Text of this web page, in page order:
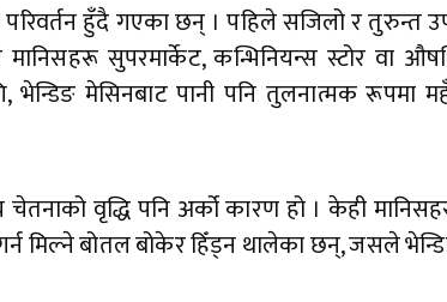
परिवर्तन हुँदै गएका छन् । पहिले सजिलो र तुरुन्त
सुपरमार्केट, कन्भिनियन्स स्टोर वा
भेन्डिङ मेसिनबाट पानी पनि तुलनात्मक रूपमा
चेतनाको वृद्धि पनि अर्को कारण हो । केही
मिल्ने बोतल बोकेर हिँड्न थालेका छन्, जसले